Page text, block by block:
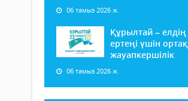
06 тамыз 2026 ж.
Құрылтай – елдің
ертеңі үшін ортақ
жауапкершілік
06 тамыз 2026 ж.